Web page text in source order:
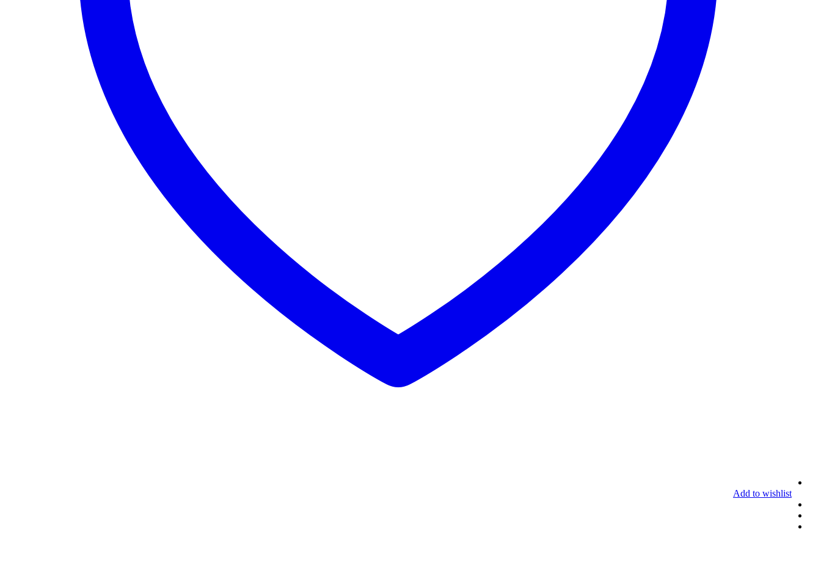
Add to wishlist